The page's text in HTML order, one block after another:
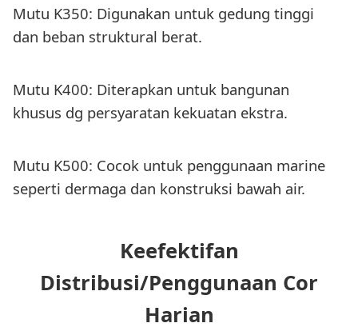
Mutu K350: Digunakan untuk gedung tinggi
dan beban struktural berat.
Mutu K400: Diterapkan untuk bangunan
khusus dg persyaratan kekuatan ekstra.
Mutu K500: Cocok untuk penggunaan marine
seperti dermaga dan konstruksi bawah air.
Keefektifan
Distribusi/Penggunaan Cor
Harian